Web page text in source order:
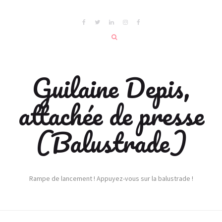
Guilaine Depis,
attachée de presse
(Balustrade)
Rampe de lancement ! Appuyez-vous sur la balustrade !